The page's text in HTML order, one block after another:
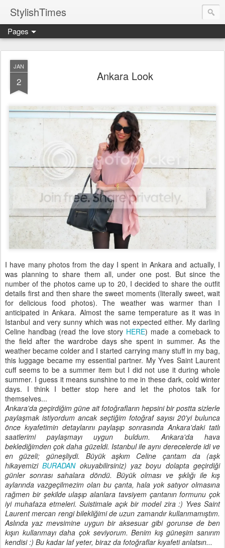
StylishTimes
Pages
JAN
2 Ankara Look
I have many photos from the day I spent in Ankara and actually, I
was planning to share them all, under one post. But since the
number of the photos came up to 20, I decided to share the outfit
details first and then share the sweet moments (literally sweet, wait
for delicious food photos). The weather was warmer than I
anticipated in Ankara. Almost the same temperature as it was in
Istanbul and very sunny which was not expected either. My darling
Celine handbag (read the love story HERE) made a comeback to
the field after the wardrobe days she spent in summer. As the
weather became colder and I started carrying many stuff in my bag,
this luggage became my essential partner. My Yves Saint Laurent
cuff seems to be a summer item but I did not use it during whole
summer. I guess it means sunshine to me in these dark, cold winter
days. I think I better stop here and let the photos talk for
themselves...
Ankara'da geçirdiğim güne ait fotoğrafların hepsini bir postta sizlerle
paylaşmak istiyordum ancak seçtiğim fotoğraf sayısı 20'yi bulunca
önce kıyafetimin detaylarını paylaşıp sonrasında Ankara'daki tatlı
saatlerimi paylaşmayı uygun buldum. Ankara'da hava
beklediğimden çok daha güzeldi. Istanbul ile aynı derecelerde idi ve
en güzeli; güneşliydi. Büyük aşkım Celine çantam da (aşk
hikayemiziBURADANokuyabilirsiniz) yaz boyu dolapta geçirdiği
günler sonrası sahalara döndü. Büyük olması ve şıklığı ile kış
aylarında vazgeçilmezim olan bu çanta, hala yok satıyor olmasına
rağmen bir şekilde ulaşıp alanlara tavsiyem çantanın formunu çok
iyi muhafaza etmeleri. Suistimale açık bir model zira :) Yves Saint
Laurent mercan rengi bilekliğimi de uzun zamandır kullanmamıştım.
Aslında yaz mevsimine uygun bir aksesuar gibi gorunse de ben
kışın kullanmayı daha çok seviyorum. Benim kış güneşim sanırım
kendisi :) Bu kadar laf yeter, biraz da fotoğraflar kıyafeti anlatsın...